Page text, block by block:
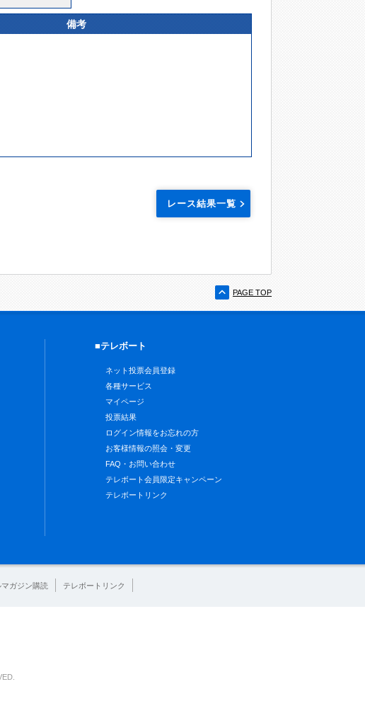
備考
レース結果一覧
PAGE TOP
■テレボート
ネット投票会員登録
各種サービス
マイページ
投票結果
ログイン情報をお忘れの方
お客様情報の照会・変更
FAQ・お問い合わせ
テレボート会員限定キャンペーン
テレボートリンク
マガジン購読 テレボートリンク